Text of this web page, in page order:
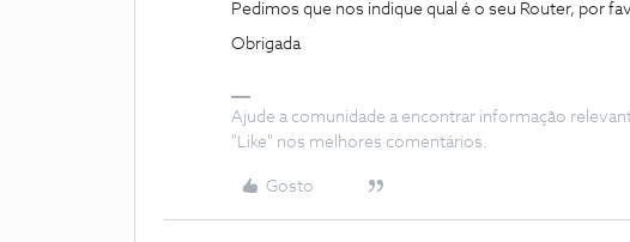
Pedimos que nos indique qual é o seu Router, por
Obrigada
Ajude a comunidade a encontrar informação
"Like" nos melhores comentários.
Gosto